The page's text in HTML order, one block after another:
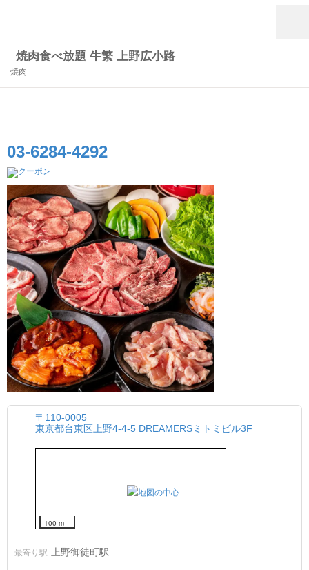
焼肉食べ放題 牛繁 上野広小路
焼肉
03-6284-4292
〒110-0005
東京都台東区上野4-4-5 DREAMERSミトミビル3F
100 m
最寄り駅 上野御徒町駅